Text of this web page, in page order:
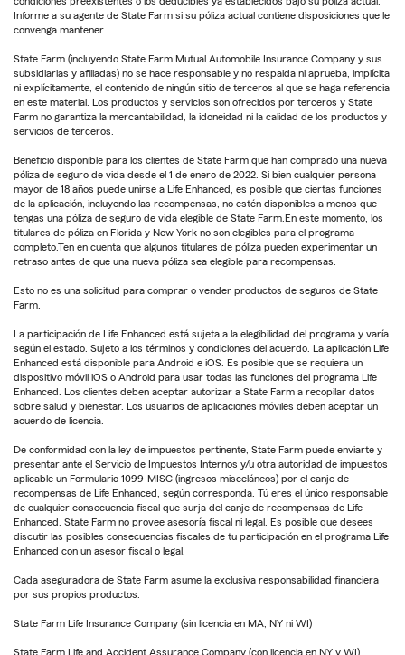
Informe a su agente de State Farm si su póliza actual contiene disposiciones que le
convenga mantener.
State Farm (incluyendo State Farm Mutual Automobile Insurance Company y sus
subsidiarias y afiliadas) no se hace responsable y no respalda ni aprueba, implícita
ni explícitamente, el contenido de ningún sitio de terceros al que se haga referencia
en este material. Los productos y servicios son ofrecidos por terceros y State
Farm no garantiza la mercantabilidad, la idoneidad ni la calidad de los productos y
servicios de terceros.
Beneficio disponible para los clientes de State Farm que han comprado una nueva
póliza de seguro de vida desde el 1 de enero de 2022. Si bien cualquier persona
mayor de 18 años puede unirse a Life Enhanced, es posible que ciertas funciones
de la aplicación, incluyendo las recompensas, no estén disponibles a menos que
tengas una póliza de seguro de vida elegible de State Farm.En este momento, los
titulares de póliza en Florida y New York no son elegibles para el programa
completo.Ten en cuenta que algunos titulares de póliza pueden experimentar un
retraso antes de que una nueva póliza sea elegible para recompensas.
Esto no es una solicitud para comprar o vender productos de seguros de State
Farm.
La participación de Life Enhanced está sujeta a la elegibilidad del programa y varía
según el estado. Sujeto a los términos y condiciones del acuerdo. La aplicación Life
Enhanced está disponible para Android e iOS. Es posible que se requiera un
dispositivo móvil iOS o Android para usar todas las funciones del programa Life
Enhanced. Los clientes deben aceptar autorizar a State Farm a recopilar datos
sobre salud y bienestar. Los usuarios de aplicaciones móviles deben aceptar un
acuerdo de licencia.
De conformidad con la ley de impuestos pertinente, State Farm puede enviarte y
presentar ante el Servicio de Impuestos Internos y/u otra autoridad de impuestos
aplicable un Formulario 1099-MISC (ingresos misceláneos) por el canje de
recompensas de Life Enhanced, según corresponda. Tú eres el único responsable
de cualquier consecuencia fiscal que surja del canje de recompensas de Life
Enhanced. State Farm no provee asesoría fiscal ni legal. Es posible que desees
discutir las posibles consecuencias fiscales de tu participación en el programa Life
Enhanced con un asesor fiscal o legal.
Cada aseguradora de State Farm asume la exclusiva responsabilidad financiera
por sus propios productos.
State Farm Life Insurance Company (sin licencia en MA, NY ni WI)
State Farm Life and Accident Assurance Company (con licencia en NY y WI)